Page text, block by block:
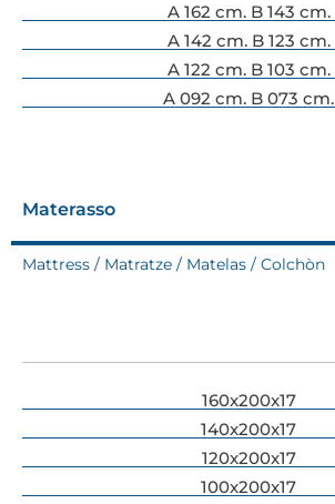
A 162 cm. B 143 cm.
A 142 cm. B 123 cm.
A 122 cm. B 103 cm.
A 092 cm. B 073 cm.
Materasso
Mattress / Matratze / Matelas / Colchòn
160x200x17
140x200x17
120x200x17
100x200x17